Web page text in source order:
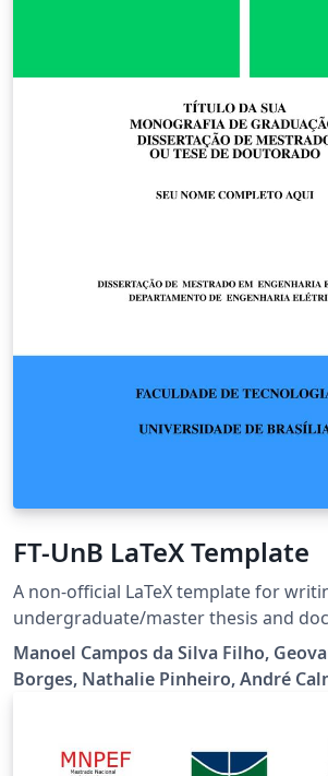
FT-UnB LaTeX Template
A non-official LaTeX template for
undergraduate/master thesis and
dissertations for academics at the
Tecnologia - FT (Technology Faculty)
de Brasília - UnB (Brasília University). The template is
unb-latex-template
Manoel Campos da Silva Filho,
Borges, Nathalie Pinheiro, André